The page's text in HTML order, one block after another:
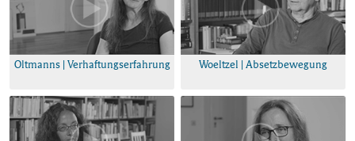
Oltmanns | Verhaftungserfahrung Woeltzel | Absetzbewegung